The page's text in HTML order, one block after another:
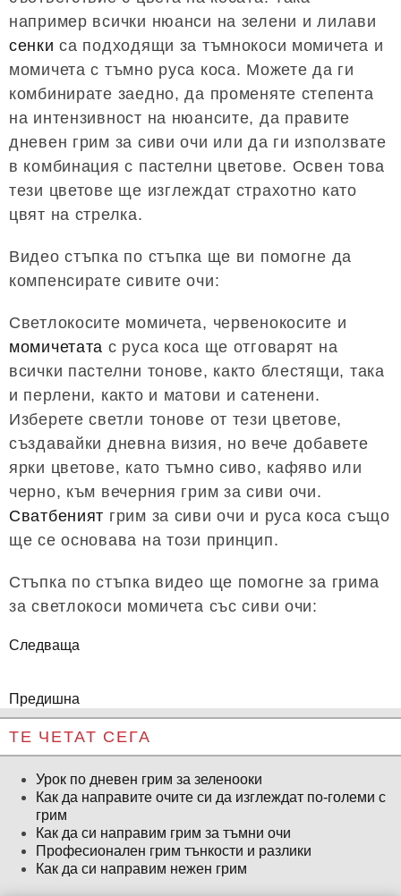
например всички нюанси на зелени и лилави
сенки са подходящи за тъмнокоси момичета и
момичета с тъмно руса коса. Можете да ги
комбинирате заедно, да променяте степента
на интензивност на нюансите, да правите
дневен грим за сиви очи или да ги използвате
в комбинация с пастелни цветове. Освен това
тези цветове ще изглеждат страхотно като
цвят на стрелка.
Видео стъпка по стъпка ще ви помогне да
компенсирате сивите очи:
Светлокосите момичета, червенокосите и
момичетата с руса коса ще отговарят на
всички пастелни тонове, както блестящи, така
и перлени, както и матови и сатенени.
Изберете светли тонове от тези цветове,
създавайки дневна визия, но вече добавете
ярки цветове, като тъмно сиво, кафяво или
черно, към вечерния грим за сиви очи.
Сватбеният грим за сиви очи и руса коса също
ще се основава на този принцип.
Стъпка по стъпка видео ще помогне за грима
за светлокоси момичета със сиви очи:
Следваща
Предишна
ТЕ ЧЕТАТ СЕГА
Урок по дневен грим за зеленооки
Как да направите очите си да изглеждат по-големи с
грим
Как да си направим грим за тъмни очи
Професионален грим тънкости и разлики
Как да си направим нежен грим